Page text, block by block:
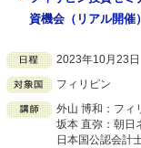
資機会（リアル開催）
2023年10月23
フィリピン
外山 博和：フ
坂本 直弥：朝日
日本国公認会計